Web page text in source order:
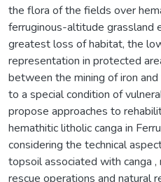
the flora of the fields over
ferruginous-altitude grassland
greatest loss of habitat, the
representation in protected
between the mining of iron
to a special condition of
propose approaches to
hemathitic litholic canga in
considering the technical
topsoil associated with canga
rescue operations and natural